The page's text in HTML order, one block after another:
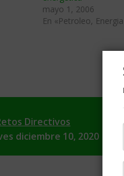
mayo 1, 2006
En «Petroleo,
Directivos
diciembre 10, 2020